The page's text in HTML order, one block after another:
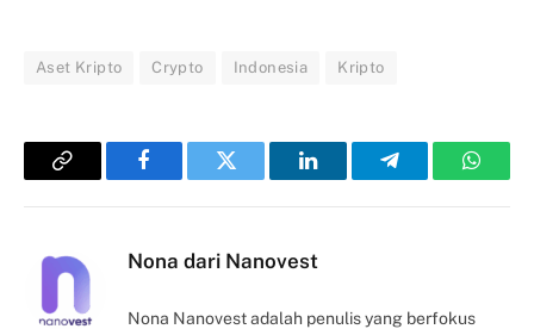
Aset Kripto Crypto Indonesia Kripto
Copy
FacebookTwitter LinkedInTelegram
Nona dari Nanovest
Nona Nanovest adalah penulis yang berfokus